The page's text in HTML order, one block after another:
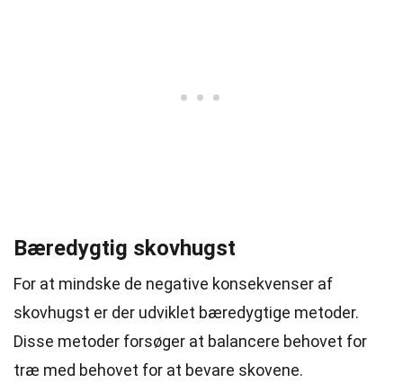
Bæredygtig skovhugst
For at mindske de negative konsekvenser af
skovhugst er der udviklet bæredygtige metoder.
Disse metoder forsøger at balancere behovet for
træ med behovet for at bevare skovene.